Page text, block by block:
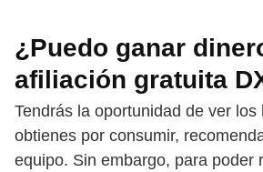
¿Puedo ganar
afiliación gratuita
Tendrás la oportunidad de ver los
obtienes por consumir,
equipo. Sin embargo, para poder